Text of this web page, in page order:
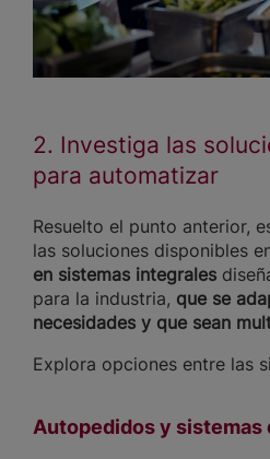
2. Investiga las
para automatizar
Resuelto el punto anterior,
las soluciones disponibles
en sistemas integrales
para la industria, que se
necesidades y que sean
Explora opciones entre las
Autopedidos y sistemas